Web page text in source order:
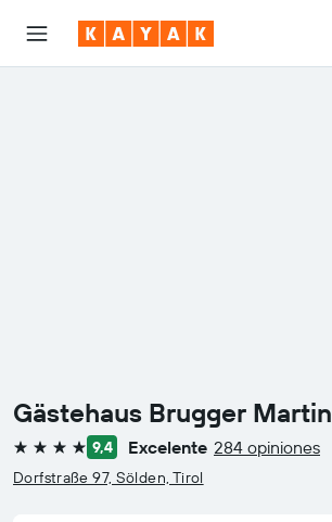
Gästehaus Brugger Martin
4 estrellas9,4 Excelente 284 opiniones
Dorfstraße 97, Sölden, Tirol